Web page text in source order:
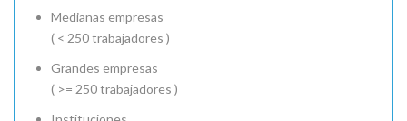
Medianas empresas
( < 250 trabajadores )
Grandes empresas
( >= 250 trabajadores )